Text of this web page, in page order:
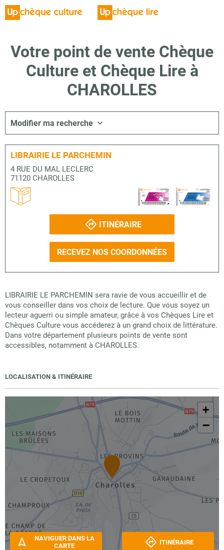
Votre point de vente Chèque
Culture et Chèque Lire à
CHAROLLES
Modifier ma recherche
LIBRAIRIE LE PARCHEMIN
4 RUE DU MAL LECLERC
71120 CHAROLLES
ITINÉRAIRE
RECEVEZ NOS COORDONNÉES
LIBRAIRIE LE PARCHEMIN sera ravie de vous accueillir et de
vous conseiller dans vos choix de lecture. Que vous soyez un
lecteur aguerri ou simple amateur, grâce à vos Chèques Lire et
Chèques Culture vous accéderez à un grand choix de littérature.
Dans votre département plusieurs points de vente sont
accessibles, notamment à CHAROLLES.
LOCALISATION & ITINÉRAIRE
+
−
NAVIGUER DANS LA
CARTE
ITINÉRAIRE